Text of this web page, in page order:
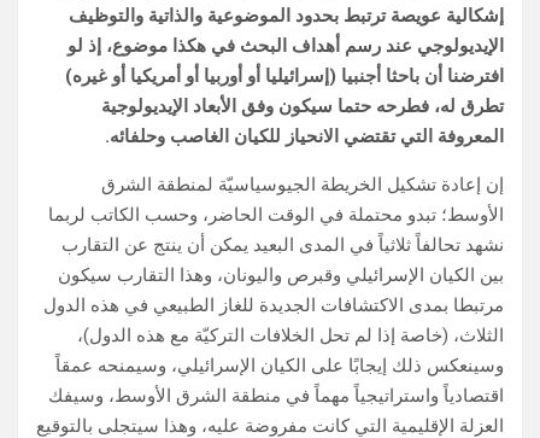
إشكالية عويصة ترتبط بحدود الموضوعية والذاتية والتوظيف
الإيديولوجي عند رسم أهداف البحث في هكذا موضوع، إذ لو
افترضنا أن باحثا أجنبيا (إسرائيليا أو أوربيا أو أمريكيا أو غيره)
تطرق له، فطرحه حتما سيكون وفق الأبعاد الإيديولوجية
المعروفة التي تقتضي الانحياز للكيان الغاصب وحلفائه.
إن إعادة تشكيل الخريطة الجيوسياسيّة لمنطقة الشرق
الأوسط؛ تبدو محتملة في الوقت الحاضر، وحسب الكاتب لربما
نشهد تحالفاً ثلاثياً في المدى البعيد يمكن أن ينتج عن التقارب
بين الكيان الإسرائيلي وقبرص واليونان، وهذا التقارب سيكون
مرتبطا بمدى الاكتشافات الجديدة للغاز الطبيعي في هذه الدول
الثلاث، (خاصة إذا لم تحل الخلافات التركيّة مع هذه الدول)،
وسينعكس ذلك إيجابًا على الكيان الإسرائيلي، وسيمنحه عمقاً
اقتصادياً واستراتيجياً مهماً في منطقة الشرق الأوسط، وسيفك
العزلة الإقليمية التي كانت مفروضة عليه، وهذا سيتجلى بالتوقيع